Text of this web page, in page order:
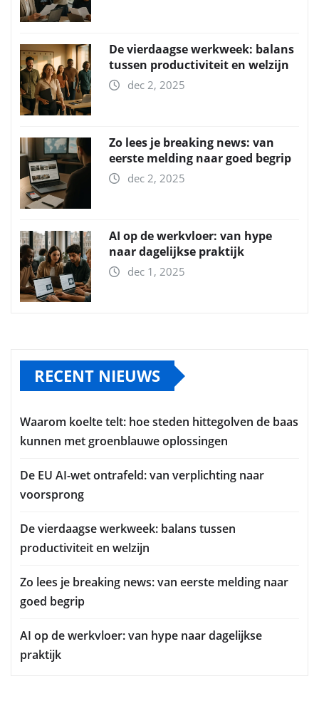
De vierdaagse werkweek: balans
tussen productiviteit en welzijn
dec 2, 2025
Zo lees je breaking news: van
eerste melding naar goed begrip
dec 2, 2025
AI op de werkvloer: van hype
naar dagelijkse praktijk
dec 1, 2025
RECENT NIEUWS
Waarom koelte telt: hoe steden hittegolven de baas
kunnen met groenblauwe oplossingen
De EU AI-wet ontrafeld: van verplichting naar
voorsprong
De vierdaagse werkweek: balans tussen
productiviteit en welzijn
Zo lees je breaking news: van eerste melding naar
goed begrip
AI op de werkvloer: van hype naar dagelijkse
praktijk